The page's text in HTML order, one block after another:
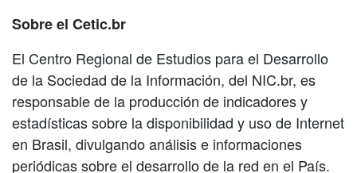
Sobre el Cetic.br
El Centro Regional de Estudios para el Desarrollo
de la Sociedad de la Información, del NIC.br, es
responsable de la producción de indicadores y
estadísticas sobre la disponibilidad y uso de Internet
en Brasil, divulgando análisis e informaciones
periódicas sobre el desarrollo de la red en el País.